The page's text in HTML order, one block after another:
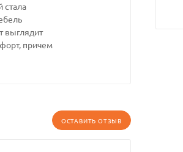
стала
выглядит
причем
ОСТАВИТЬ ОТЗЫВ